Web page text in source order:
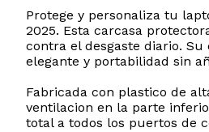
Protege y personaliza tu
2025. Esta carcasa
contra el desgaste diario.
elegante y portabilidad sin
Fabricada con plastico de
ventilacion en la parte
total a todos los puertos de